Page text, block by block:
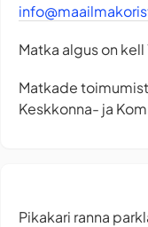
Matka algus on
Matkade toimumist
Keskkonna- ja
Pikakari ranna